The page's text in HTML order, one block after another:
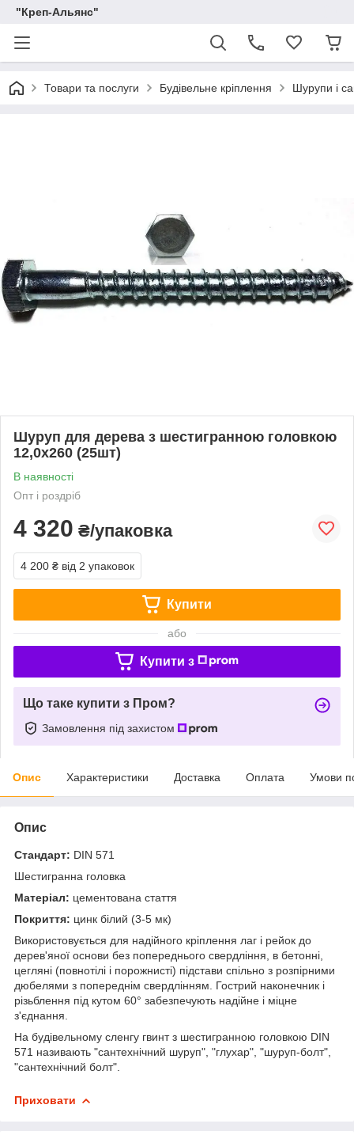
"Креп-Альянс"
Товари та послуги Будівельне кріплення Шурупи і
Шуруп для дерева з шестигранною головкою
12,0х260 (25шт)
В наявності
Опт і роздріб
4 320 ₴/упаковка
4 200 ₴ від 2 упаковок
Купити
або
Купити з
Що таке купити з Пром?
Замовлення під захистом
Опис Характеристики Доставка Оплата Умови
Опис
Стандарт: DIN 571
Шестигранна головка
Матеріал: цементована стаття
Покриття: цинк білий (3-5 мк)
Використовується для надійного кріплення лаг і рейок до
дерев'яної основи без попереднього свердління, в бетонні,
цегляні (повнотілі і порожнисті) підстави спільно з розпірними
дюбелями з попереднім свердлінням. Гострий наконечник і
різьблення під кутом 60° забезпечують надійне і міцне
з'єднання.
На будівельному сленгу гвинт з шестигранною головкою DIN
571 називають "сантехнічний шуруп", "глухар", "шуруп-болт",
"сантехнічний болт".
Приховати